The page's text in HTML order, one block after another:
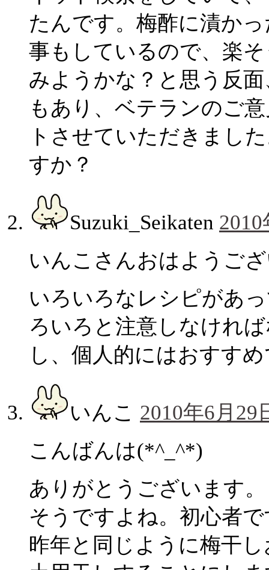
たんです。梅酢に漬か
事もしているので、楽
みようかな？と思う反
もあり、ベテランのご
トさせていただきまし
すか？
Suzuki_Seikaten
いんこさんおはようご
いろいろなレシピがあ
ろいろと注意しなけれ
し、個人的にはおすす
いんこ 2010年6月29
こんばんは(*^_^*)
ありがとうございます。
そうですよね。初心者
昨年と同じように梅干